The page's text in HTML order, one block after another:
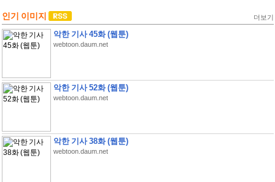
인기 이미지 더보기
악한 기사 45화 (웹툰)
webtoon.daum.net
악한 기사 52화 (웹툰)
webtoon.daum.net
악한 기사 38화 (웹툰)
webtoon.daum.net